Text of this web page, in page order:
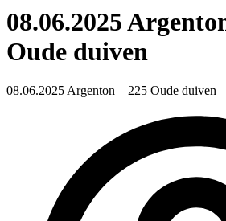
08.06.2025
Oude duiven
08.06.2025 Argenton – 225 Oude duiven